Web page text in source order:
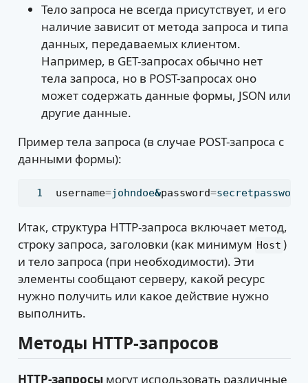
Тело запроса не всегда присутствует, и его
наличие зависит от метода запроса и типа
данных, передаваемых клиентом.
Например, в GET-запросах обычно нет
тела запроса, но в POST-запросах оно
может содержать данные формы, JSON или
другие данные.
Пример тела запроса (в случае POST-запроса с
данными формы):
username=johndoe&password=secretpassword
Итак, структура HTTP-запроса включает метод,
строку запроса, заголовки (как минимум Host )
и тело запроса (при необходимости). Эти
элементы сообщают серверу, какой ресурс
нужно получить или какое действие нужно
выполнить.
Методы HTTP-запросов
HTTP-запросымогут использовать различные